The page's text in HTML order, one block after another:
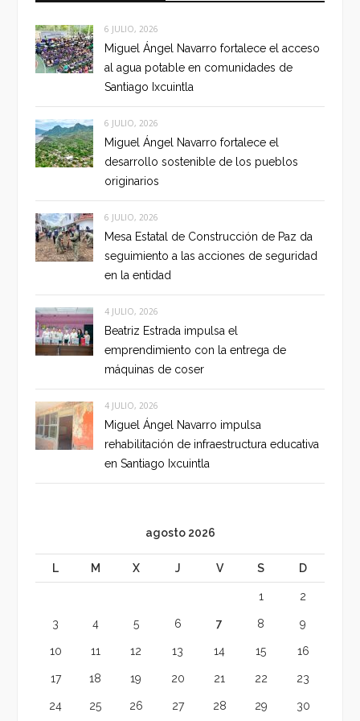
6 JULIO, 2026
Miguel Ángel Navarro fortalece el acceso
al agua potable en comunidades de
Santiago Ixcuintla
6 JULIO, 2026
Miguel Ángel Navarro fortalece el
desarrollo sostenible de los pueblos
originarios
6 JULIO, 2026
Mesa Estatal de Construcción de Paz da
seguimiento a las acciones de seguridad
en la entidad
4 JULIO, 2026
Beatriz Estrada impulsa el
emprendimiento con la entrega de
máquinas de coser
4 JULIO, 2026
Miguel Ángel Navarro impulsa
rehabilitación de infraestructura educativa
en Santiago Ixcuintla
agosto 2026
L M X J V S D
1 2
3 4 5 6 7 8 9
10 11 12 13 14 15 16
17 18 19 20 21 22 23
24 25 26 27 28 29 30